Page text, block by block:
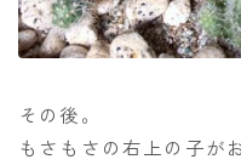
その後。
もさもさの右上の子が